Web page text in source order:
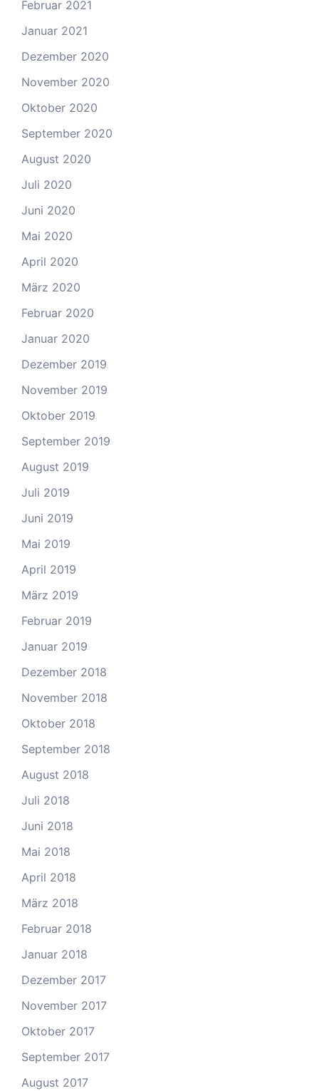
Februar 2021
Januar 2021
Dezember 2020
November 2020
Oktober 2020
September 2020
August 2020
Juli 2020
Juni 2020
Mai 2020
April 2020
März 2020
Februar 2020
Januar 2020
Dezember 2019
November 2019
Oktober 2019
September 2019
August 2019
Juli 2019
Juni 2019
Mai 2019
April 2019
März 2019
Februar 2019
Januar 2019
Dezember 2018
November 2018
Oktober 2018
September 2018
August 2018
Juli 2018
Juni 2018
Mai 2018
April 2018
März 2018
Februar 2018
Januar 2018
Dezember 2017
November 2017
Oktober 2017
September 2017
August 2017